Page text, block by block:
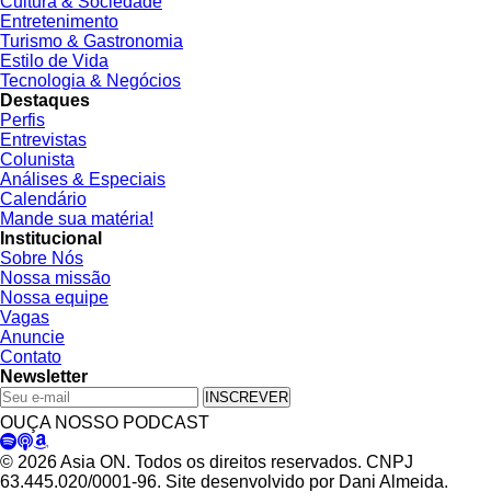
Entretenimento
Turismo & Gastronomia
Estilo de Vida
Tecnologia & Negócios
Destaques
Perfis
Entrevistas
Colunista
Análises & Especiais
Calendário
Mande sua matéria!
Institucional
Sobre Nós
Nossa missão
Nossa equipe
Vagas
Anuncie
Contato
Newsletter
INSCREVER
OUÇA NOSSO PODCAST
© 2026 Asia ON. Todos os direitos reservados. CNPJ
63.445.020/0001-96. Site desenvolvido por Dani Almeida.